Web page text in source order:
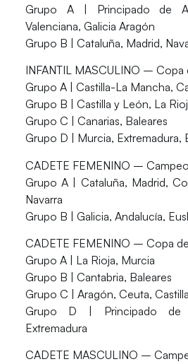
Grupo A | Principado de
Valenciana, Galicia Aragón
Grupo B | Cataluña, Madrid,
INFANTIL MASCULINO – Copa
Grupo A | Castilla-La Mancha,
Grupo B | Castilla y León, La
Grupo C | Canarias, Baleares
Grupo D | Murcia, Extremadura,
CADETE FEMENINO –
Grupo A | Cataluña, Madrid,
Navarra
Grupo B | Galicia, Andalucía,
CADETE FEMENINO – Copa
Grupo A | La Rioja, Murcia
Grupo B | Cantabria, Baleares
Grupo C | Aragón, Ceuta,
Grupo D | Principado de
Extremadura
CADETE MASCULINO –